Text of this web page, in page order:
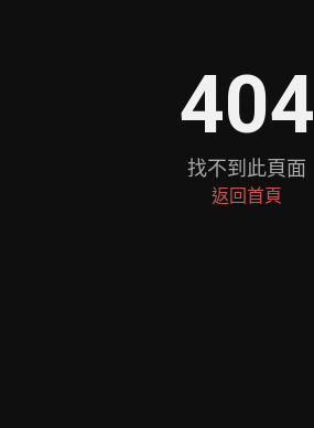
404
找不到此頁面
返回首頁